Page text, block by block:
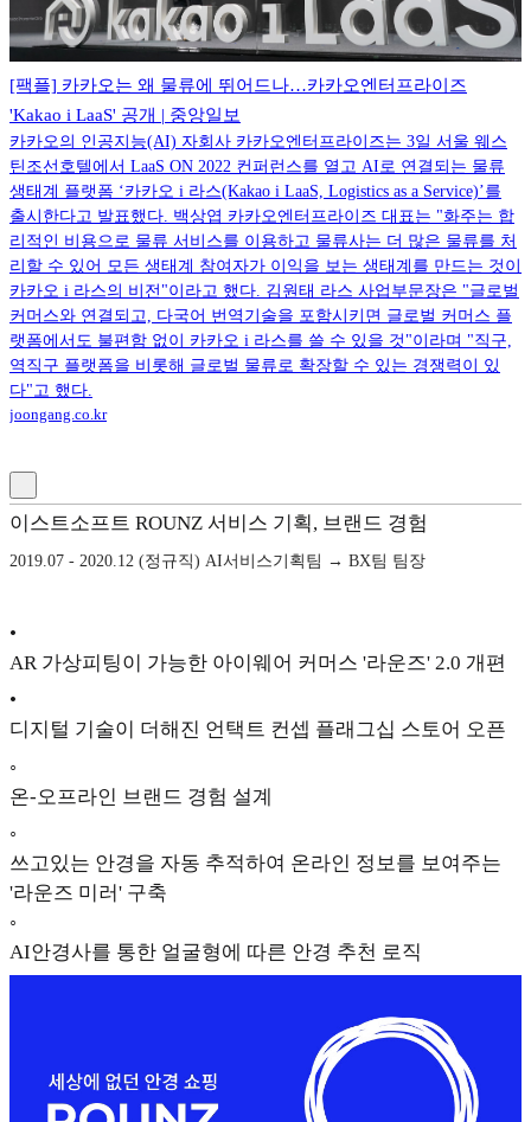
[팩플] 카카오는 왜 물류에 뛰어드나…카카오엔터프라이즈
'Kakao i LaaS' 공개 | 중앙일보
카카오의 인공지능(AI) 자회사 카카오엔터프라이즈는 3일 서울 웨스
틴조선호텔에서 LaaS ON 2022 컨퍼런스를 열고 AI로 연결되는 물류
생태계 플랫폼 ‘카카오 i 라스(Kakao i LaaS, Logistics as a Service)’를
출시한다고 발표했다. 백상엽 카카오엔터프라이즈 대표는 "화주는 합
리적인 비용으로 물류 서비스를 이용하고 물류사는 더 많은 물류를 처
리할 수 있어 모든 생태계 참여자가 이익을 보는 생태계를 만드는 것이
카카오 i 라스의 비전"이라고 했다. 김원태 라스 사업부문장은 "글로벌
커머스와 연결되고, 다국어 번역기술을 포함시키면 글로벌 커머스 플
랫폼에서도 불편함 없이 카카오 i 라스를 쓸 수 있을 것"이라며 "직구,
역직구 플랫폼을 비롯해 글로벌 물류로 확장할 수 있는 경쟁력이 있
다"고 했다.
joongang.co.kr
이스트소프트 ROUNZ 서비스 기획, 브랜드 경험
2019.07 - 2020.12 (정규직) AI서비스기획팀 → BX팀 팀장
•
AR 가상피팅이 가능한 아이웨어 커머스 '라운즈' 2.0 개편
•
디지털 기술이 더해진 언택트 컨셉 플래그십 스토어 오픈
◦
온-오프라인 브랜드 경험 설계
◦
쓰고있는 안경을 자동 추적하여 온라인 정보를 보여주는
'라운즈 미러' 구축
◦
AI안경사를 통한 얼굴형에 따른 안경 추천 로직